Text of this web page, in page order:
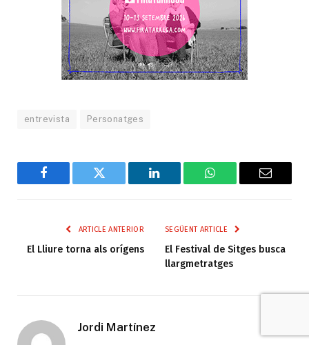
entrevista Personatges
Facebook Twitter LinkedIn WhatsAppEmail
ARTICLE ANTERIOR
El Lliure torna als orígens
SEGÜENT ARTICLE
El Festival de Sitges busca
llargmetratges
Jordi Martínez